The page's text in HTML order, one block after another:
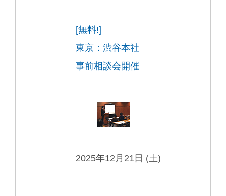
[無料!]
東京：渋谷本社
事前相談会開催
2025年12月21日 (土)